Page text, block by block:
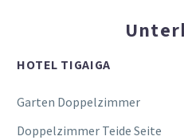
HOTEL TIGAIGA
Garten Doppelzimmer
Doppelzimmer Teide Seite